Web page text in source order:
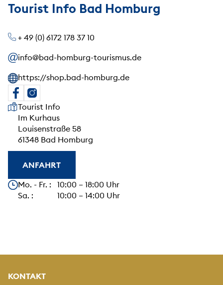
Tourist Info Bad Homburg
+ 49 (0) 6172 178 37 10
info@bad-homburg-tourismus.de
https://shop.bad-homburg.de
Unsere Anschrift
Tourist Info
Im Kurhaus
Louisenstraße 58
61348 Bad Homburg
ANFAHRT
Unsere Öffnungszeiten
Mo. - Fr. : 10:00 – 18:00 Uhr
Sa. : 10:00 – 14:00 Uhr
KONTAKT